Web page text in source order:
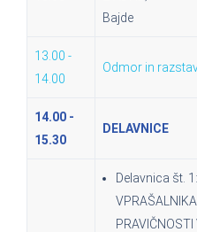
Bajde
13.00 -
14.00
Odmor in
14.00 -
15.30
DELAVNICE
Delavnica št. 1:
PRAVIČNOSTI